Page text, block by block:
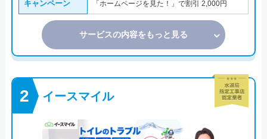
キャンペーン 「ホームページを見た！」で割引 2,000円
サービスの内容をもっと見る
イースマイル